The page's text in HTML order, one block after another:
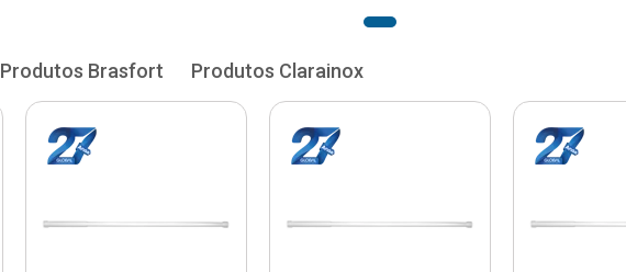
Produtos Brasfort Produtos Clarainox